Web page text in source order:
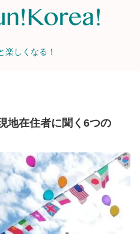
楽しくなる！
地在住者に聞く6つの